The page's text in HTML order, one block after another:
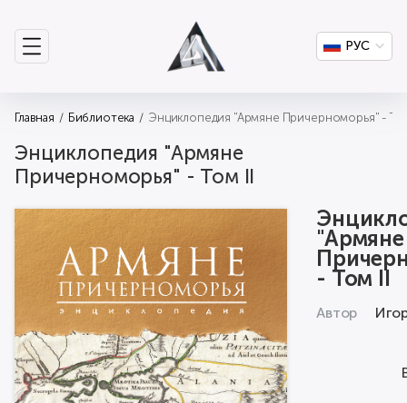
РУС
Главная Библиотека Энциклопедия "Армяне Причерноморья" -
Энциклопедия "Армяне
Причерноморья" - Том II
"Армяне
- Том II
Автор